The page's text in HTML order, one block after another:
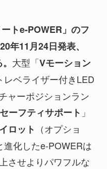
トe-POWER」のフ
年11月24日発表、
大型「Vモーション
ベライザー付きLED
ャーポジションラン
ーフティサポート 」
ロット （オプショ
化したe-POWERは
させよりパワフルな